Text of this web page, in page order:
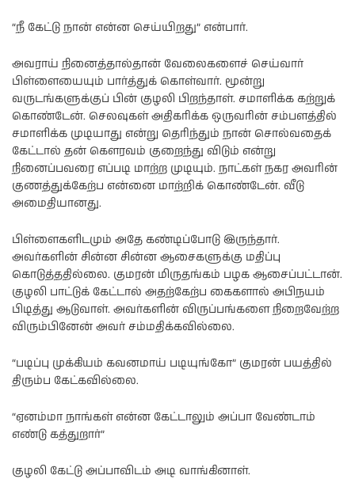
“நீ கேட்டு நான் என்ன செய்யிறது” என்பார்.
அவராய் நினைத்தால்தான் வேலைகளைச் செய்வார்
பிள்ளையையும் பார்த்துக் கொள்வார். மூன்று
வருடங்களுக்குப் பின் குழலி பிறந்தாள். சமாளிக்க கற்றுக்
கொண்டேன். செலவுகள் அதிகரிக்க ஒருவரின் சம்பளத்தில்
சமாளிக்க முடியாது என்று தெரிந்தும் நான் சொல்வதைக்
கேட்டால் தன் கௌரவம் குறைந்து விடும் என்று
நினைப்பவரை எப்படி மாற்ற முடியும். நாட்கள் நகர அவரின்
குணத்துக்கேற்ப என்னை மாற்றிக் கொண்டேன். வீடு
அமைதியானது.
பிள்ளைகளிடமும் அதே கண்டிப்போடு இருந்தார்.
அவர்களின் சின்ன சின்ன ஆசைகளுக்கு மதிப்பு
கொடுத்ததில்லை. குமரன் மிருதங்கம் பழக ஆசைப்பட்டான்.
குழலி பாட்டுக் கேட்டால் அதற்கேற்ப கைகளால் அபிநயம்
பிடித்து ஆடுவாள். அவர்களின் விருப்பங்களை நிறைவேற்ற
விரும்பினேன் அவர் சம்மதிக்கவில்லை.
“படிப்பு முக்கியம் கவனமாய் படியுங்கோ” குமரன் பயத்தில்
திரும்ப கேட்கவில்லை.
“ஏனம்மா நாங்கள் என்ன கேட்டாலும் அப்பா வேண்டாம்
எண்டு கத்துறார்”
குழலி கேட்டு அப்பாவிடம் அடி வாங்கினாள்.